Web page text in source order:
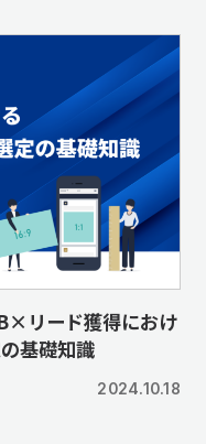
リード獲得におけ
基礎知識
2024.10.18